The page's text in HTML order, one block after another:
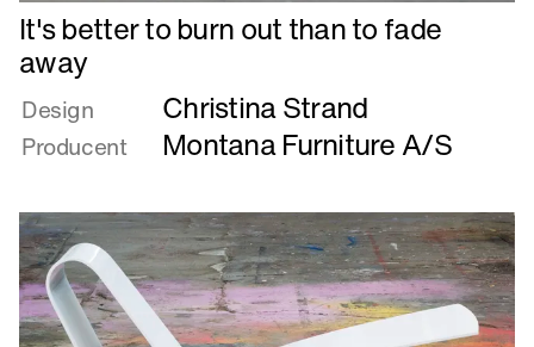
Læs
mere
om
It's
better
to
out
than
to
fade
away
It's better to burn out than to fade
away
Design Christina Strand
Producent Montana Furniture A/S